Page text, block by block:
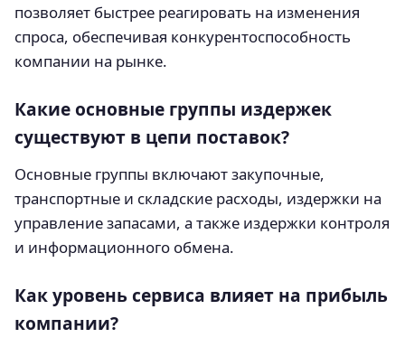
позволяет быстрее реагировать на изменения
спроса, обеспечивая конкурентоспособность
компании на рынке.
Какие основные группы издержек
существуют в цепи поставок?
Основные группы включают закупочные,
транспортные и складские расходы, издержки на
управление запасами, а также издержки контроля
и информационного обмена.
Как уровень сервиса влияет на прибыль
компании?